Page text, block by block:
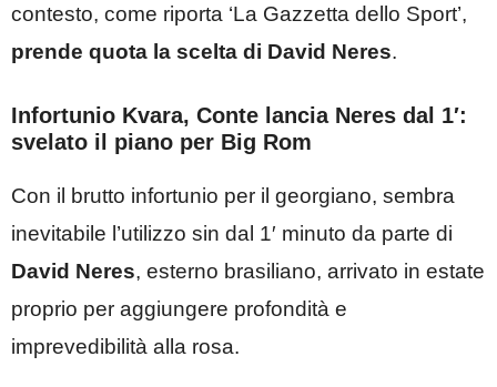
contesto, come riporta ‘La Gazzetta dello Sport’,
prende quota la scelta di David Neres.
Infortunio Kvara, Conte lancia Neres dal 1′:
svelato il piano per Big Rom
Con il brutto infortunio per il georgiano, sembra
inevitabile l’utilizzo sin dal 1′ minuto da parte di
David Neres, esterno brasiliano, arrivato in estate
proprio per aggiungere profondità e
imprevedibilità alla rosa.